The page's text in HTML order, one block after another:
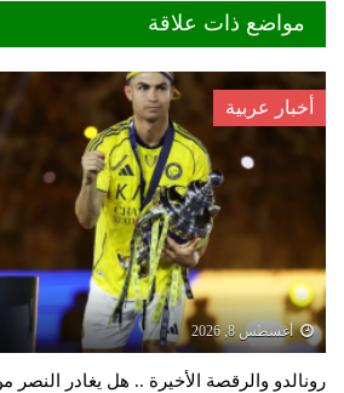
مواضع ذات علاقة
أخبار عربية
أغسطس 8, 2026
رونالدو والرقصة الأخيرة .. هل يغادر النصر